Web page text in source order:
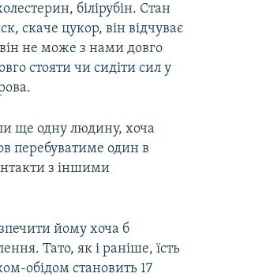
білірубін. Стан
скаче цукор, він відчуває
він не може з нами довго
стояти чи сидіти сил у
ще одну людину, хоча
перебуватиме один в
з іншими
йому хоча б
Тато, як і раніше, їсть
обідом становить 17